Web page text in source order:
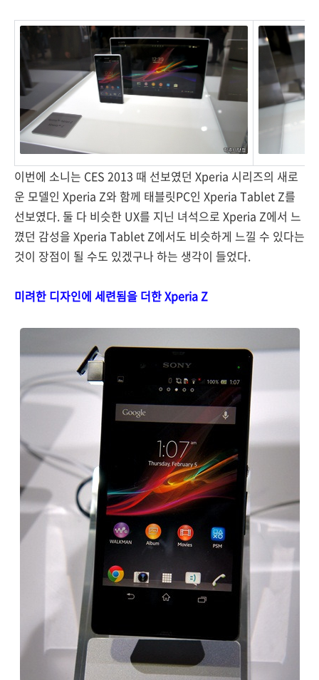
이번에 소니는 CES 2013 때 선보였던 Xperia 시리즈의 새로
운 모델인 Xperia Z와 함께 태블릿PC인 Xperia Tablet Z를
선보였다. 둘 다 비슷한 UX를 지닌 녀석으로 Xperia Z에서 느
꼈던 감성을 Xperia Tablet Z에서도 비슷하게 느낄 수 있다는
것이 장점이 될 수도 있겠구나 하는 생각이 들었다.
미려한 디자인에 세련됨을 더한 Xperia Z